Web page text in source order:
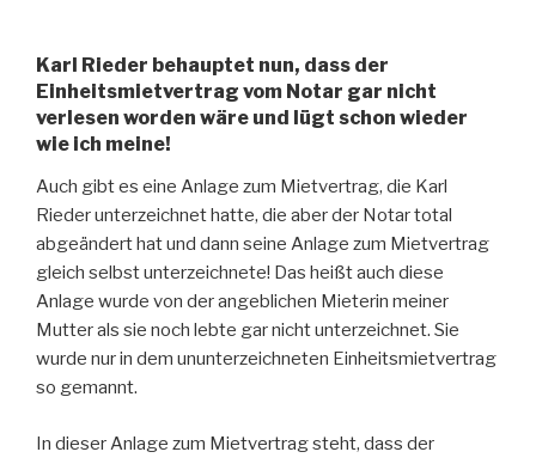
Karl Rieder behauptet nun, dass der
Einheitsmietvertrag vom Notar gar nicht
verlesen worden wäre und lügt schon wieder
wie ich meine!
Auch gibt es eine Anlage zum Mietvertrag, die Karl
Rieder unterzeichnet hatte, die aber der Notar total
abgeändert hat und dann seine Anlage zum Mietvertrag
gleich selbst unterzeichnete! Das heißt auch diese
Anlage wurde von der angeblichen Mieterin meiner
Mutter als sie noch lebte gar nicht unterzeichnet. Sie
wurde nur in dem ununterzeichneten Einheitsmietvertrag
so gemannt.
In dieser Anlage zum Mietvertrag steht, dass der